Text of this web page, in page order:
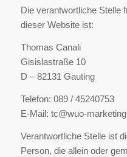
Die verantwortliche Stelle
dieser Website ist:
Thomas Canali
Gisislastraße 10
D – 82131 Gauting
Telefon: 089 / 45240753
E-Mail: tc@wuo-
Verantwortliche Stelle ist
Person, die allein oder